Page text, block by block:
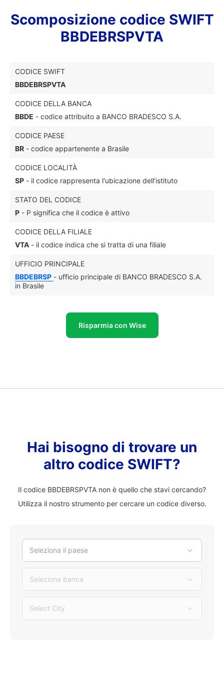
Scomposizione codice SWIFT
BBDEBRSPVTA
CODICE SWIFT
BBDEBRSPVTA
CODICE DELLA BANCA
BBDE - codice attribuito a BANCO BRADESCO S.A.
CODICE PAESE
BR - codice appartenente a Brasile
CODICE LOCALITÀ
SP - il codice rappresenta l'ubicazione dell'istituto
STATO DEL CODICE
P - P significa che il codice è attivo
CODICE DELLA FILIALE
VTA - il codice indica che si tratta di una filiale
UFFICIO PRINCIPALE
BBDEBRSP - ufficio principale di BANCO BRADESCO S.A.
in Brasile
Risparmia con Wise
Hai bisogno di trovare un
altro codice SWIFT?
Il codice BBDEBRSPVTA non è quello che stavi cercando?
Utilizza il nostro strumento per cercare un codice diverso.
Seleziona il paese
Seleziona banca
Select City